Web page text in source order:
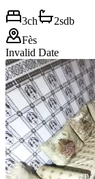
3ch 2sdb
Fès
Invalid Date